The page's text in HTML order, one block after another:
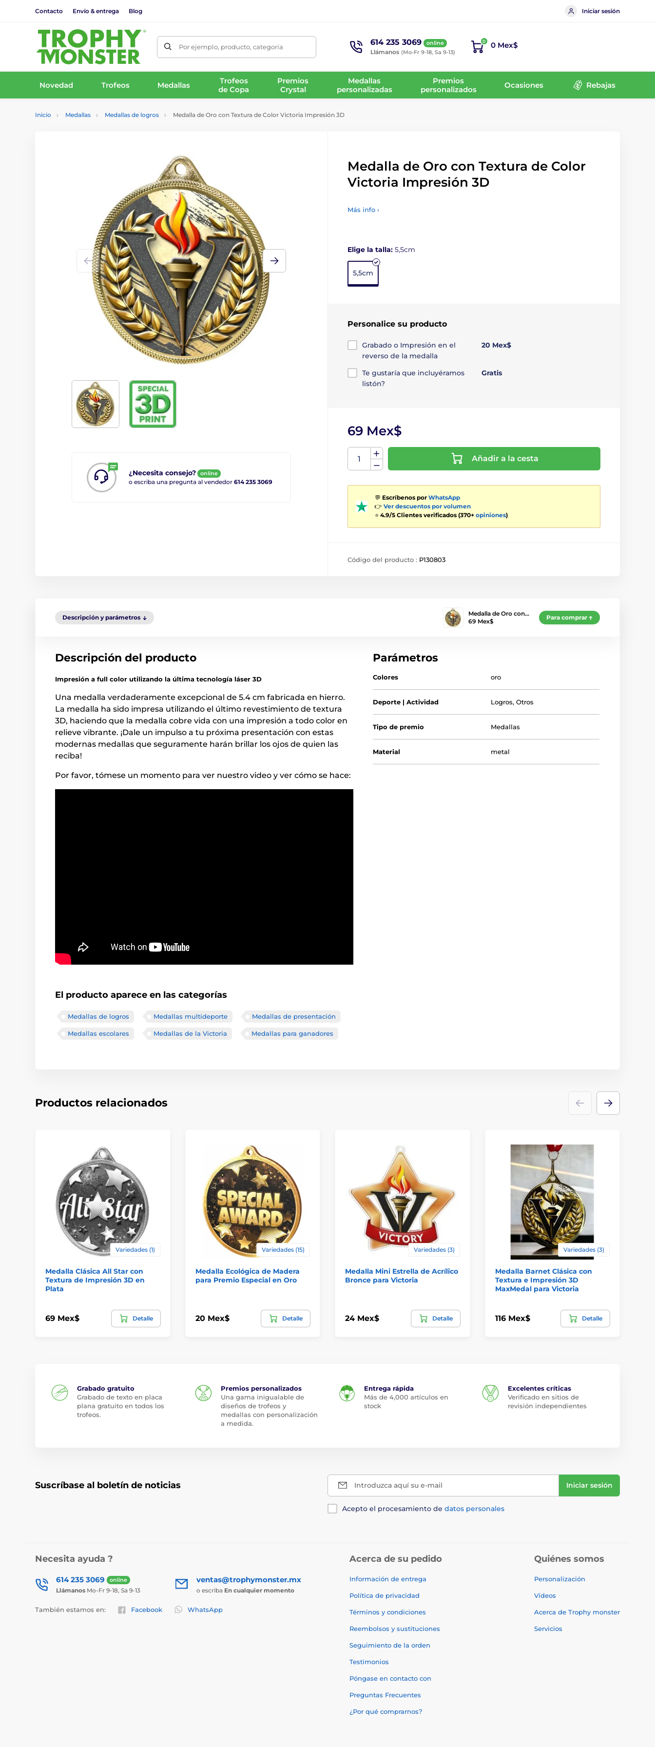
Contacto Envío & entrega Blog Iniciar sesión
Por ejemplo, producto, categoría 614 235 3069 online
Llámanos (Mo-Fr 9-18, Sa 9-13)
0 0 Mex$
Novedad Trofeos Medallas
Trofeos
de Copa
Premios
Crystal
Medallas
personalizadas
Premios
personalizados
Ocasiones Rebajas
Inicio Medallas Medallas de logros Medalla de Oro con Textura de Color Victoria Impresión 3D
¿Necesita consejo? online
o escriba una pregunta al vendedor 614 235 3069
Medalla de Oro con Textura de Color
Victoria Impresión 3D
Más info ›
Elige la talla: 5,5cm
5,5cm
Personalice su producto
Grabado o Impresión en el
reverso de la medalla
20 Mex$
Te gustaría que incluyéramos
listón?
Gratis
69 Mex$
Añadir a la cesta
💬 Escríbenos por WhatsApp
👉 Ver descuentos por volumen
⭐ 4.9/5 Clientes verificados (370+ opiniones)
Código del producto : P130803
Descripción y parámetros
Medalla de Oro con…
69 Mex$
Para comprar
Descripción del producto
Impresión a full color utilizando la última tecnología láser 3D
Una medalla verdaderamente excepcional de 5.4 cm fabricada en hierro.
La medalla ha sido impresa utilizando el último revestimiento de textura
3D, haciendo que la medalla cobre vida con una impresión a todo color en
relieve vibrante. ¡Dale un impulso a tu próxima presentación con estas
modernas medallas que seguramente harán brillar los ojos de quien las
reciba!
Por favor, tómese un momento para ver nuestro video y ver cómo se hace:
El producto aparece en las categorías
Medallas de logros Medallas multideporte Medallas de presentación
Medallas escolares Medallas de la Victoria Medallas para ganadores
Parámetros
Colores oro
Deporte | Actividad Logros,Otros
Tipo de premio Medallas
Material metal
Productos relacionados
Variedades (1)
Medalla Clásica All Star con
Textura de Impresión 3D en
Plata
69 Mex$ Detalle
Variedades (15)
Medalla Ecológica de Madera
para Premio Especial en Oro
20 Mex$ Detalle
Variedades (3)
Medalla Mini Estrella de Acrílico
Bronce para Victoria
24 Mex$ Detalle
Variedades (3)
Medalla Barnet Clásica con
Textura e Impresión 3D
MaxMedal para Victoria
116 Mex$ Detalle
Grabado gratuito
Grabado de texto en placa
plana gratuito en todos los
trofeos.
Premios personalizados
Una gama inigualable de
diseños de trofeos y
medallas con personalización
a medida.
Entrega rápida
Más de 4,000 artículos en
stock
Excelentes críticas
Verificado en sitios de
revisión independientes
Suscríbase al boletín de noticias Introduzca aquí su e-mail Iniciar sesión
Acepto el procesamiento de datos personales
Necesita ayuda ?
614 235 3069 online
Llámanos Mo-Fr 9-18, Sa 9-13
ventas@trophymonster.mx
o escriba En cualquier momento
También estamos en: Facebook WhatsApp
Acerca de su pedido
Información de entrega
Política de privacidad
Términos y condiciones
Reembolsos y sustituciones
Seguimiento de la orden
Testimonios
Póngase en contacto con
Preguntas Frecuentes
¿Por qué comprarnos?
Quiénes somos
Personalización
Vídeos
Acerca de Trophy monster
Servicios